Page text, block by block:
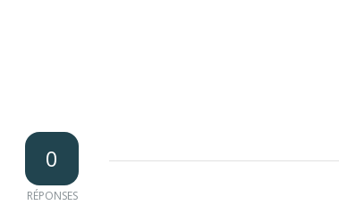
0
RÉPONSES